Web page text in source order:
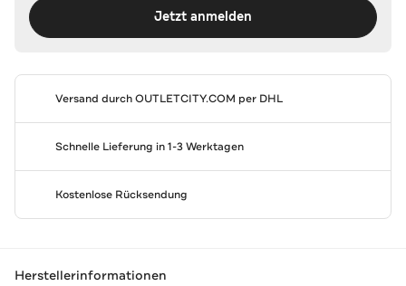
Jetzt anmelden
Versand durchOUTLETCITY.COM per DHL
Schnelle Lieferung in 1-3 Werktagen
Kostenlose Rücksendung
Herstellerinformationen